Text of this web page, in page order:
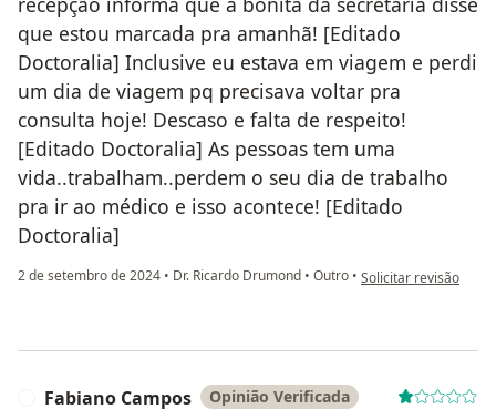
que estou marcada pra amanhã! [Editado
Doctoralia] Inclusive eu estava em viagem e perdi
um dia de viagem pq precisava voltar pra
consulta hoje! Descaso e falta de respeito!
[Editado Doctoralia] As pessoas tem uma
vida..trabalham..perdem o seu dia de trabalho
pra ir ao médico e isso acontece! [Editado
Doctoralia]
2 de setembro de 2024 • Dr. Ricardo Drumond • Outro • na opinião do
Solicitar revisão
Fabiano Campos Opinião Verificada